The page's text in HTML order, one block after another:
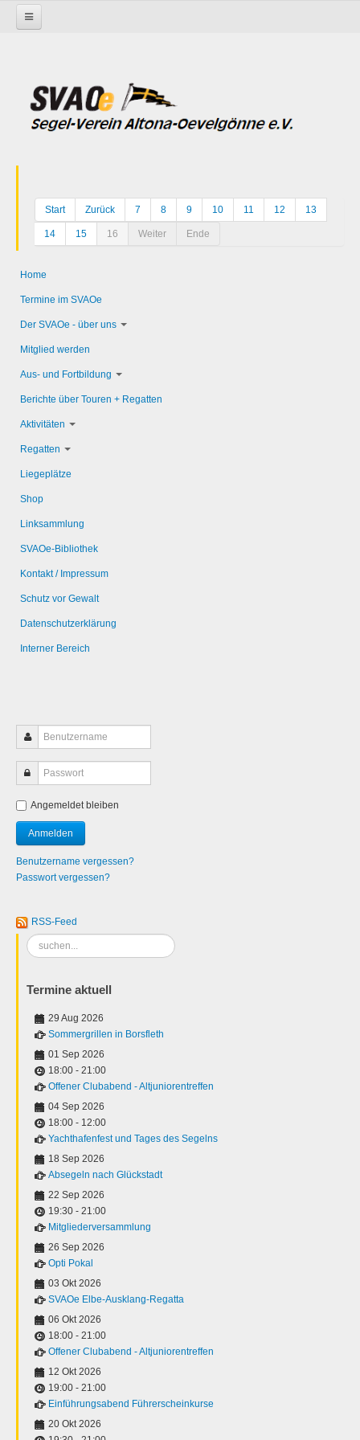
Start Zurück 7 8 9 10 11 12 13
14 15 16 Weiter Ende
Home
Termine im SVAOe
Der SVAOe - über uns
Mitglied werden
Aus- und Fortbildung
Berichte über Touren + Regatten
Aktivitäten
Regatten
Liegeplätze
Shop
Linksammlung
SVAOe-Bibliothek
Kontakt / Impressum
Schutz vor Gewalt
Datenschutzerklärung
Interner Bereich
Angemeldet bleiben
Benutzername vergessen?
Passwort vergessen?
RSS-Feed
Suchen
...
Termine aktuell
29 Aug 2026
Sommergrillen in Borsfleth
01 Sep 2026
18:00 - 21:00
Offener Clubabend - Altjuniorentreffen
04 Sep 2026
18:00 - 12:00
Yachthafenfest und Tages des Segelns
18 Sep 2026
Absegeln nach Glückstadt
22 Sep 2026
19:30 - 21:00
Mitgliederversammlung
26 Sep 2026
Opti Pokal
03 Okt 2026
SVAOe Elbe-Ausklang-Regatta
06 Okt 2026
18:00 - 21:00
Offener Clubabend - Altjuniorentreffen
12 Okt 2026
19:00 - 21:00
Einführungsabend Führerscheinkurse
20 Okt 2026